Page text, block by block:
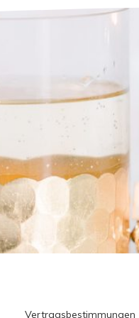
Vertragsbestimmungen